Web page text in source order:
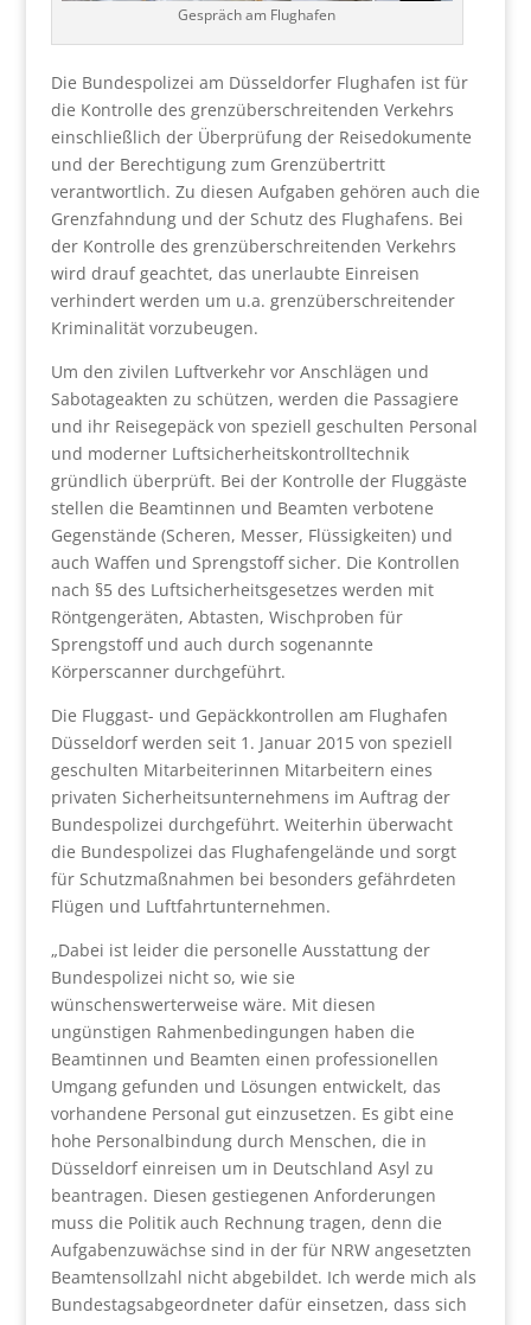
Gespräch am Flughafen
Die Bundespolizei am Düsseldorfer Flughafen ist für
die Kontrolle des grenzüberschreitenden Verkehrs
einschließlich der Überprüfung der Reisedokumente
und der Berechtigung zum Grenzübertritt
verantwortlich. Zu diesen Aufgaben gehören auch die
Grenzfahndung und der Schutz des Flughafens. Bei
der Kontrolle des grenzüberschreitenden Verkehrs
wird drauf geachtet, das unerlaubte Einreisen
verhindert werden um u.a. grenzüberschreitender
Kriminalität vorzubeugen.
Um den zivilen Luftverkehr vor Anschlägen und
Sabotageakten zu schützen, werden die Passagiere
und ihr Reisegepäck von speziell geschulten Personal
und moderner Luftsicherheitskontrolltechnik
gründlich überprüft. Bei der Kontrolle der Fluggäste
stellen die Beamtinnen und Beamten verbotene
Gegenstände (Scheren, Messer, Flüssigkeiten) und
auch Waffen und Sprengstoff sicher. Die Kontrollen
nach §5 des Luftsicherheitsgesetzes werden mit
Röntgengeräten, Abtasten, Wischproben für
Sprengstoff und auch durch sogenannte
Körperscanner durchgeführt.
Die Fluggast- und Gepäckkontrollen am Flughafen
Düsseldorf werden seit 1. Januar 2015 von speziell
geschulten Mitarbeiterinnen Mitarbeitern eines
privaten Sicherheitsunternehmens im Auftrag der
Bundespolizei durchgeführt. Weiterhin überwacht
die Bundespolizei das Flughafengelände und sorgt
für Schutzmaßnahmen bei besonders gefährdeten
Flügen und Luftfahrtunternehmen.
„Dabei ist leider die personelle Ausstattung der
Bundespolizei nicht so, wie sie
wünschenswerterweise wäre. Mit diesen
ungünstigen Rahmenbedingungen haben die
Beamtinnen und Beamten einen professionellen
Umgang gefunden und Lösungen entwickelt, das
vorhandene Personal gut einzusetzen. Es gibt eine
hohe Personalbindung durch Menschen, die in
Düsseldorf einreisen um in Deutschland Asyl zu
beantragen. Diesen gestiegenen Anforderungen
muss die Politik auch Rechnung tragen, denn die
Aufgabenzuwächse sind in der für NRW angesetzten
Beamtensollzahl nicht abgebildet. Ich werde mich als
Bundestagsabgeordneter dafür einsetzen, dass sich